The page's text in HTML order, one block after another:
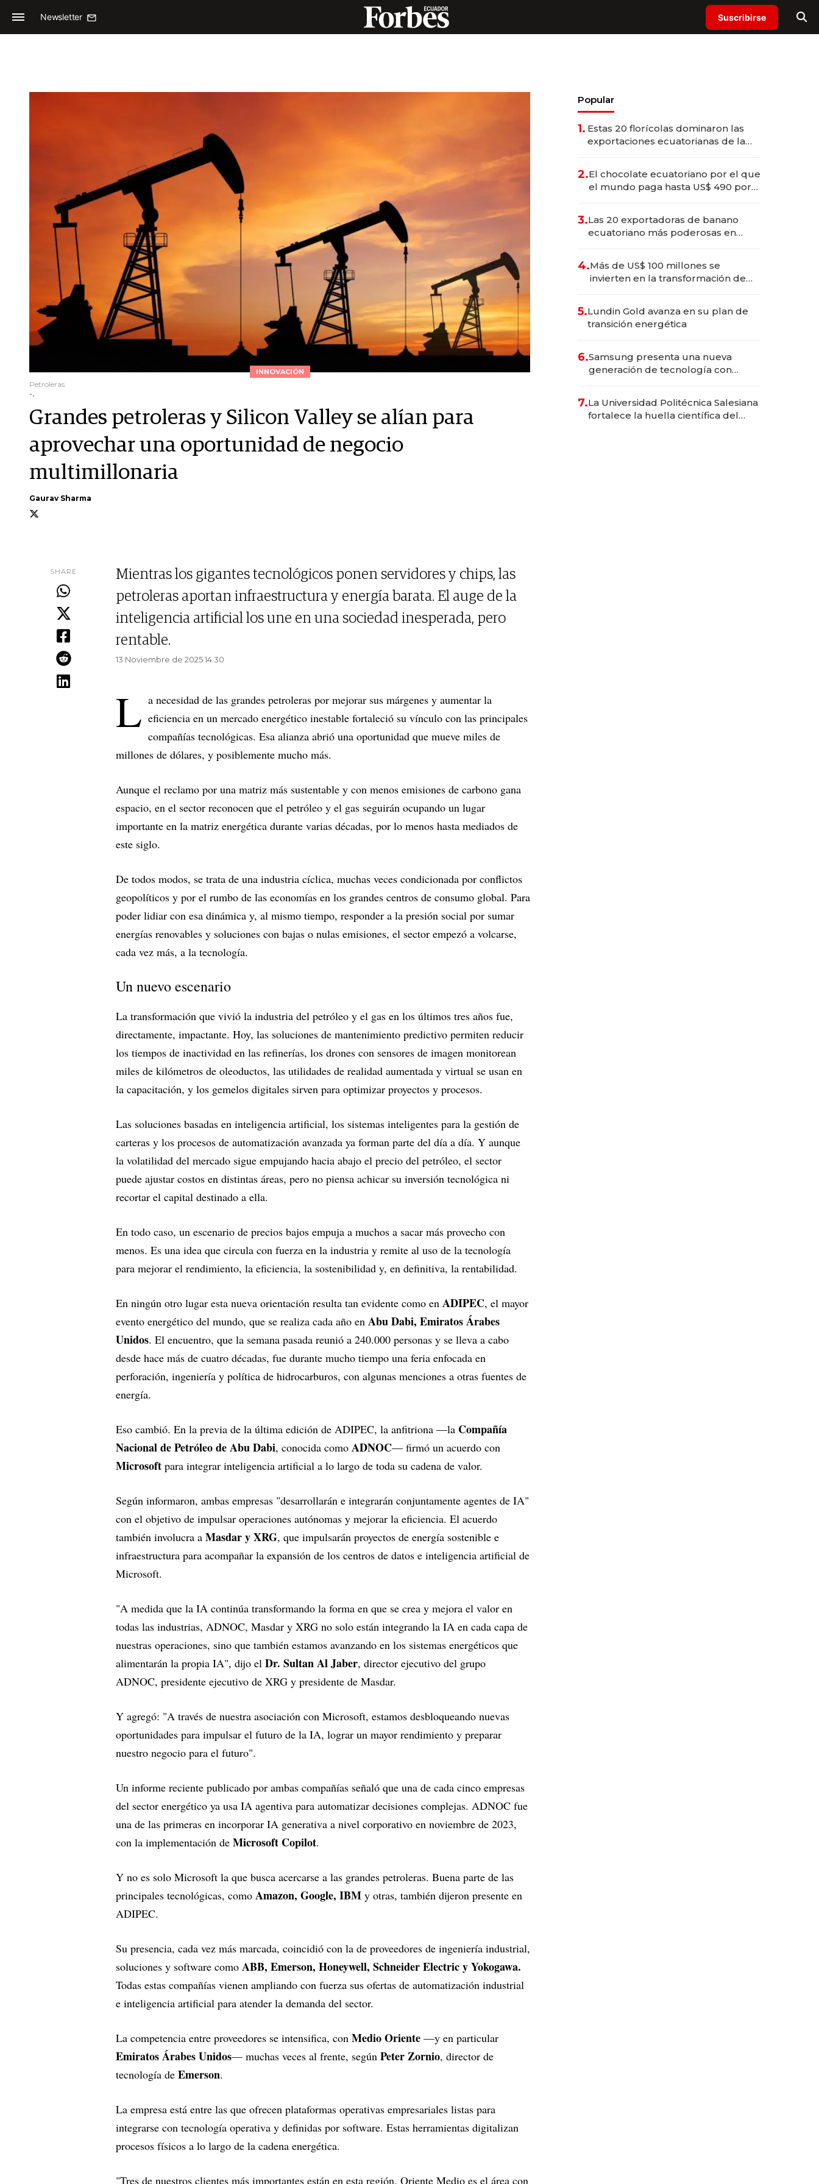
Newsletter Suscribirse
INNOVACIÓN
Petroleras.
-.
Grandes petroleras y Silicon Valley se alían para
aprovechar una oportunidad de negocio
multimillonaria
Gaurav Sharma
SHARE
Mientras los gigantes tecnológicos ponen servidores y chips, las
petroleras aportan infraestructura y energía barata. El auge de la
inteligencia artificial los une en una sociedad inesperada, pero
rentable.
13 Noviembre de 2025 14.30
L a necesidad de las grandes petroleras por mejorar sus márgenes y aumentar la
eficiencia en un mercado energético inestable fortaleció su vínculo con las principales
compañías tecnológicas. Esa alianza abrió una oportunidad que mueve miles de
millones de dólares, y posiblemente mucho más.
Aunque el reclamo por una matriz más sustentable y con menos emisiones de carbono gana
espacio, en el sector reconocen que el petróleo y el gas seguirán ocupando un lugar
importante en la matriz energética durante varias décadas, por lo menos hasta mediados de
este siglo.
De todos modos, se trata de una industria cíclica, muchas veces condicionada por conflictos
geopolíticos y por el rumbo de las economías en los grandes centros de consumo global. Para
poder lidiar con esa dinámica y, al mismo tiempo, responder a la presión social por sumar
energías renovables y soluciones con bajas o nulas emisiones, el sector empezó a volcarse,
cada vez más, a la tecnología.
Un nuevo escenario
La transformación que vivió la industria del petróleo y el gas en los últimos tres años fue,
directamente, impactante. Hoy, las soluciones de mantenimiento predictivo permiten reducir
los tiempos de inactividad en las refinerías, los drones con sensores de imagen monitorean
miles de kilómetros de oleoductos, las utilidades de realidad aumentada y virtual se usan en
la capacitación, y los gemelos digitales sirven para optimizar proyectos y procesos.
Las soluciones basadas en inteligencia artificial, los sistemas inteligentes para la gestión de
carteras y los procesos de automatización avanzada ya forman parte del día a día. Y aunque
la volatilidad del mercado sigue empujando hacia abajo el precio del petróleo, el sector
puede ajustar costos en distintas áreas, pero no piensa achicar su inversión tecnológica ni
recortar el capital destinado a ella.
En todo caso, un escenario de precios bajos empuja a muchos a sacar más provecho con
menos. Es una idea que circula con fuerza en la industria y remite al uso de la tecnología
para mejorar el rendimiento, la eficiencia, la sostenibilidad y, en definitiva, la rentabilidad.
En ningún otro lugar esta nueva orientación resulta tan evidente como en ADIPEC, el mayor
evento energético del mundo, que se realiza cada año en Abu Dabi, Emiratos Árabes
Unidos. El encuentro, que la semana pasada reunió a 240.000 personas y se lleva a cabo
desde hace más de cuatro décadas, fue durante mucho tiempo una feria enfocada en
perforación, ingeniería y política de hidrocarburos, con algunas menciones a otras fuentes de
energía.
Eso cambió. En la previa de la última edición de ADIPEC, la anfitriona —la Compañía
Nacional de Petróleo de Abu Dabi, conocida como ADNOC— firmó un acuerdo con
Microsoft para integrar inteligencia artificial a lo largo de toda su cadena de valor.
Según informaron, ambas empresas "desarrollarán e integrarán conjuntamente agentes de IA"
con el objetivo de impulsar operaciones autónomas y mejorar la eficiencia. El acuerdo
también involucra a Masdar y XRG, que impulsarán proyectos de energía sostenible e
infraestructura para acompañar la expansión de los centros de datos e inteligencia artificial de
Microsoft.
"A medida que la IA continúa transformando la forma en que se crea y mejora el valor en
todas las industrias, ADNOC, Masdar y XRG no solo están integrando la IA en cada capa de
nuestras operaciones, sino que también estamos avanzando en los sistemas energéticos que
alimentarán la propia IA", dijo el Dr. Sultan Al Jaber, director ejecutivo del grupo
ADNOC, presidente ejecutivo de XRG y presidente de Masdar.
Y agregó: "A través de nuestra asociación con Microsoft, estamos desbloqueando nuevas
oportunidades para impulsar el futuro de la IA, lograr un mayor rendimiento y preparar
nuestro negocio para el futuro".
Un informe reciente publicado por ambas compañías señaló que una de cada cinco empresas
del sector energético ya usa IA agentiva para automatizar decisiones complejas. ADNOC fue
una de las primeras en incorporar IA generativa a nivel corporativo en noviembre de 2023,
con la implementación de Microsoft Copilot.
Y no es solo Microsoft la que busca acercarse a las grandes petroleras. Buena parte de las
principales tecnológicas, como Amazon, Google, IBM y otras, también dijeron presente en
ADIPEC.
Su presencia, cada vez más marcada, coincidió con la de proveedores de ingeniería industrial,
soluciones y software como ABB, Emerson, Honeywell, Schneider Electric y Yokogawa.
Todas estas compañías vienen ampliando con fuerza sus ofertas de automatización industrial
e inteligencia artificial para atender la demanda del sector.
La competencia entre proveedores se intensifica, con Medio Oriente —y en particular
Emiratos Árabes Unidos— muchas veces al frente, según Peter Zornio, director de
tecnología de Emerson.
La empresa está entre las que ofrecen plataformas operativas empresariales listas para
integrarse con tecnología operativa y definidas por software. Estas herramientas digitalizan
procesos físicos a lo largo de la cadena energética.
"Tres de nuestros clientes más importantes están en esta región. Oriente Medio es el área con
Popular
1. Estas 20 florícolas dominaron las
exportaciones ecuatorianas de la
2.El chocolate ecuatoriano por el que
el mundo paga hasta US$ 490 por
3.Las 20 exportadoras de banano
ecuatoriano más poderosas en
4.Más de US$ 100 millones se
invierten en la transformación de
5.Lundin Gold avanza en su plan de
transición energética
6.Samsung presenta una nueva
generación de tecnología con
7.La Universidad Politécnica Salesiana
fortalece la huella científica del